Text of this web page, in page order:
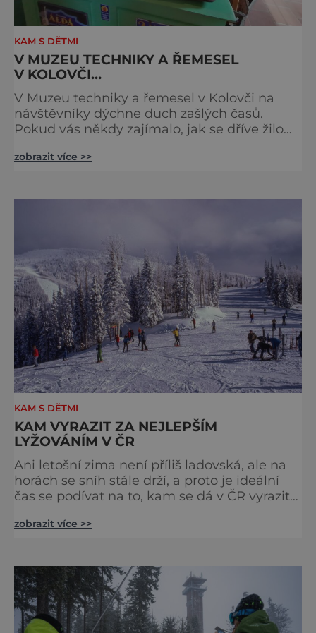
KAM S DĚTMI
V MUZEU TECHNIKY A ŘEMESEL
V KOLOVČI…
V Muzeu techniky a řemesel v Kolovči na
návštěvníky dýchne duch zašlých časů.
Pokud vás někdy zajímalo, jak se dříve žilo
Seznámíte se zde se všemi tradičními
zobrazit více >>
KAM S DĚTMI
KAM VYRAZIT ZA NEJLEPŠÍM
LYŽOVÁNÍM V ČR
Ani letošní zima není příliš ladovská, ale na
horách se sníh stále drží, a proto je ideální
čas se podívat na to, kam se dá v ČR vyrazit
přijde každý, ať už hledáte pořádně dlouhou
strávit víkend s rodinou. Pokud nemáte
vhodné auto, tak na tu správnou sjezdovku
můžete v
zobrazit více >>